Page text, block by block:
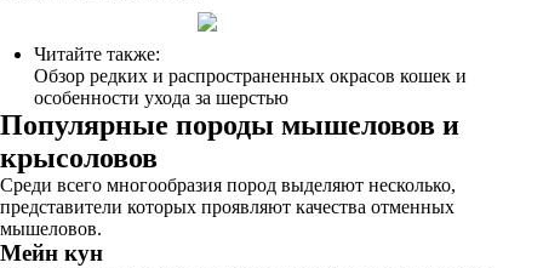
Читайте также:
Обзор редких и распространенных окрасов кошек и
особенности ухода за шерстью
Популярные породы мышеловов и
крысоловов
Среди всего многообразия пород выделяют несколько,
представители которых проявляют качества отменных
мышеловов.
Мейн кун